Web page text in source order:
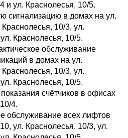
и ул. Краснолесья, 10/5.
сигнализацию в домах на ул.
10/3, ул.
Краснолесья, 10/5.
обслуживание
в домах на ул.
10/3, ул.
Краснолесья, 10/5.
счётчиков в офисах
4.
обслуживание всех лифтов
ул. Краснолесья, 10/3, ул.